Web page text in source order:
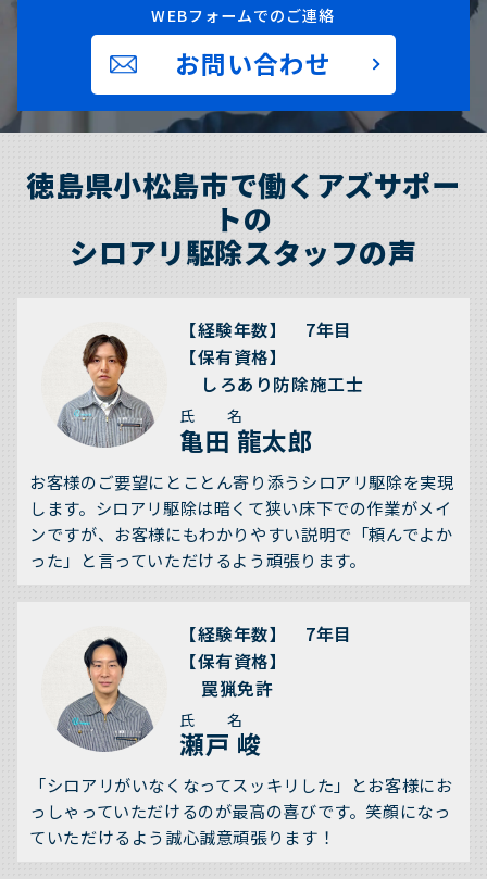
WEBフォームでのご連絡
お問い合わせ
徳島県小松島市で働くアズサポー
トの
シロアリ駆除スタッフの声
【経験年数】 7年目
【保有資格】
しろあり防除施工士
氏 名
亀田 龍太郎
お客様のご要望にとことん寄り添うシロアリ駆除を実現
します。シロアリ駆除は暗くて狭い床下での作業がメイ
ンですが、お客様にもわかりやすい説明で「頼んでよか
った」と言っていただけるよう頑張ります。
【経験年数】 7年目
【保有資格】
罠猟免許
氏 名
瀬戸 峻
「シロアリがいなくなってスッキリした」とお客様にお
っしゃっていただけるのが最高の喜びです。笑顔になっ
ていただけるよう誠心誠意頑張ります！